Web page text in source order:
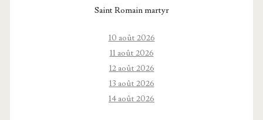
Saint Romain martyr
10 août 2026
11 août 2026
12 août 2026
13 août 2026
14 août 2026